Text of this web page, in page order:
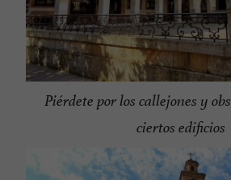
Piérdete por los callejones y
ciertos edificios